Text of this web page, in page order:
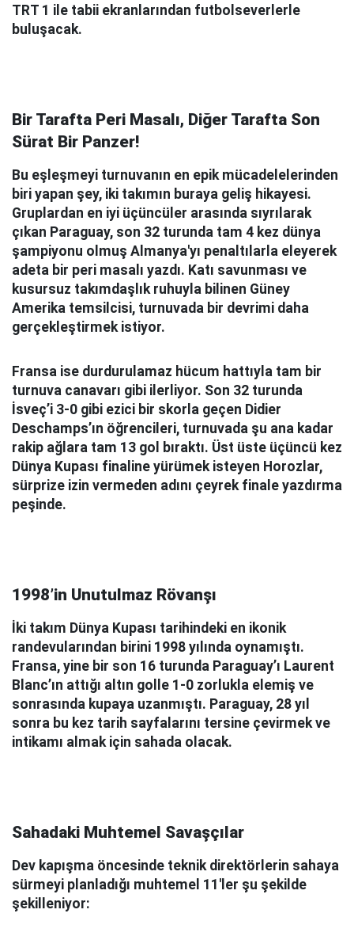
TRT 1 ile tabii ekranlarından futbolseverlerle
buluşacak.
Bir Tarafta Peri Masalı, Diğer Tarafta Son
Sürat Bir Panzer!
Bu eşleşmeyi turnuvanın en epik mücadelelerinden
biri yapan şey, iki takımın buraya geliş hikayesi.
Gruplardan en iyi üçüncüler arasında sıyrılarak
çıkan Paraguay, son 32 turunda tam 4 kez dünya
şampiyonu olmuş Almanya'yı penaltılarla eleyerek
adeta bir peri masalı yazdı. Katı savunması ve
kusursuz takımdaşlık ruhuyla bilinen Güney
Amerika temsilcisi, turnuvada bir devrimi daha
gerçekleştirmek istiyor.
Fransa ise durdurulamaz hücum hattıyla tam bir
turnuva canavarı gibi ilerliyor. Son 32 turunda
İsveç’i 3-0 gibi ezici bir skorla geçen Didier
Deschamps’ın öğrencileri, turnuvada şu ana kadar
rakip ağlara tam 13 gol bıraktı. Üst üste üçüncü kez
Dünya Kupası finaline yürümek isteyen Horozlar,
sürprize izin vermeden adını çeyrek finale yazdırma
peşinde.
1998’in Unutulmaz Rövanşı
İki takım Dünya Kupası tarihindeki en ikonik
randevularından birini 1998 yılında oynamıştı.
Fransa, yine bir son 16 turunda Paraguay’ı Laurent
Blanc’ın attığı altın golle 1-0 zorlukla elemiş ve
sonrasında kupaya uzanmıştı. Paraguay, 28 yıl
sonra bu kez tarih sayfalarını tersine çevirmek ve
intikamı almak için sahada olacak.
Sahadaki Muhtemel Savaşçılar
Dev kapışma öncesinde teknik direktörlerin sahaya
sürmeyi planladığı muhtemel 11'ler şu şekilde
şekilleniyor: